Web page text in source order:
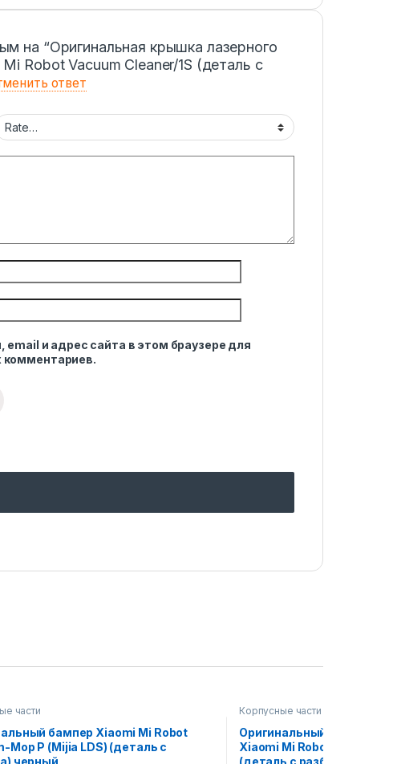
на “Оригинальная крышка лазерного
Robot Vacuum Cleaner/1S (деталь с
ответ
email и адрес сайта в этом браузере для
части
бампер Xiaomi Mi Robot
Mop P (Mijia LDS) (деталь с
Корпусные части
Оригинальный корпус
Xiaomi Mi Robot Vacuum-